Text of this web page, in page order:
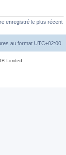
enregistré le plus récent
au format UTC+02:00
Limited